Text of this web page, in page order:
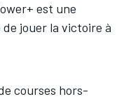
est une
jouer la victoire à
courses hors-